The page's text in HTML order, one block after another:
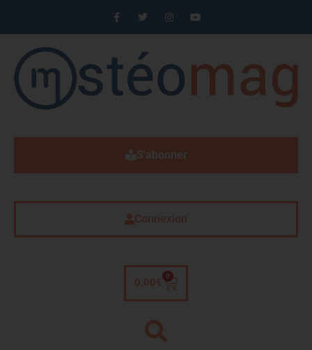
S'abonner
Connexion
0,00 €
0